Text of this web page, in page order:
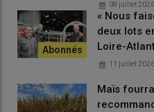
foin et la pailleen bigs
fraise, et les deux vis verticales
homogène. »Les effets ont été
l’ingestion, notamment en
indique l’éleveur.
08 juillet 2026
« Nous
deux lots
Loire-
11 juillet 2026
Maïs